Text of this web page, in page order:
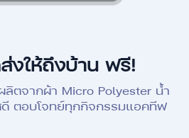
งให้ถึงบ้าน ฟรี!
ลิตจากผ้า Micro Polyester น้ำ
ดี ตอบโจทย์ทุกกิจกรรมแอคทีฟ